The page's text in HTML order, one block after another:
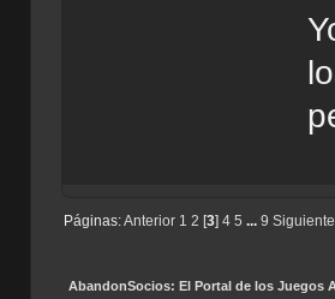
Páginas:Anterior 1 2 [3] 4 5 ... 9 Siguiente
AbandonSocios: El Portal de los Juegos